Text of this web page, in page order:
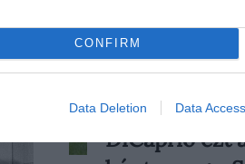
CONFIRM
Data Deletion Data Access
Hat nagyjátékfilm
2026. JANUÁR 1. ● HAMU ÉS
DiCaprio ezt